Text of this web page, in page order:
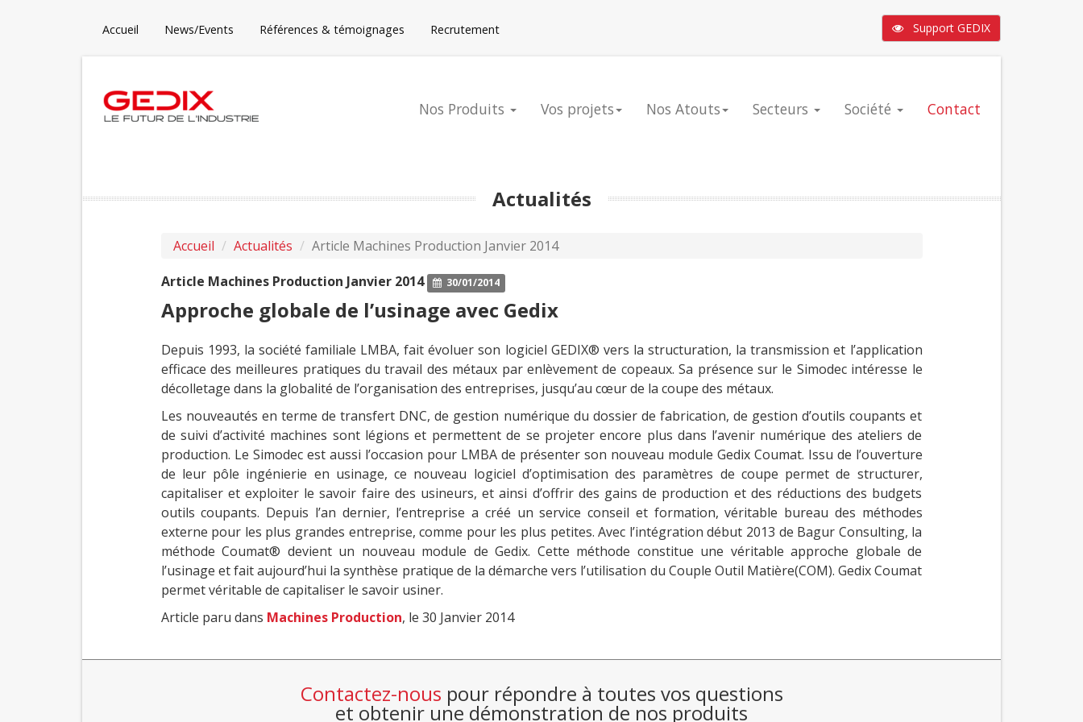
Accueil News/Events Références & témoignages Recrutement Support GEDIX
Nos Produits Vos projets Nos Atouts Secteurs Société Contact
Actualités
Accueil Actualités
Article Machines Production Janvier 2014
Article Machines Production Janvier 2014
30/01/2014
Approche globale de l’usinage avec Gedix
Depuis 1993, la société familiale LMBA, fait évoluer son logiciel GEDIX® vers la structuration, la transmission et l’application
efficace des meilleures pratiques du travail des métaux par enlèvement de copeaux. Sa présence sur le Simodec intéresse le
décolletage dans la globalité de l’organisation des entreprises, jusqu’au cœur de la coupe des métaux.
Les nouveautés en terme de transfert DNC, de gestion numérique du dossier de fabrication, de gestion d’outils coupants et
de suivi d’activité machines sont légions et permettent de se projeter encore plus dans l’avenir numérique des ateliers de
production. Le Simodec est aussi l’occasion pour LMBA de présenter son nouveau module Gedix Coumat. Issu de l’ouverture
de leur pôle ingénierie en usinage, ce nouveau logiciel d’optimisation des paramètres de coupe permet de structurer,
capitaliser et exploiter le savoir faire des usineurs, et ainsi d’offrir des gains de production et des réductions des budgets
outils coupants. Depuis l’an dernier, l’entreprise a créé un service conseil et formation, véritable bureau des méthodes
externe pour les plus grandes entreprise, comme pour les plus petites. Avec l’intégration début 2013 de Bagur Consulting, la
méthode Coumat® devient un nouveau module de Gedix. Cette méthode constitue une véritable approche globale de
l’usinage et fait aujourd’hui la synthèse pratique de la démarche vers l’utilisation du Couple Outil Matière(COM). Gedix Coumat
permet véritable de capitaliser le savoir usiner.
Article paru dans Machines Production, le 30 Janvier 2014
Contactez-nous pour répondre à toutes vos questions
et obtenir une démonstration de nos produits